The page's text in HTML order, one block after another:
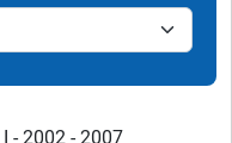
I - 2002 - 2007